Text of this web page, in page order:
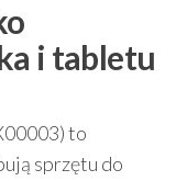
i tabletu
to
sprzętu do